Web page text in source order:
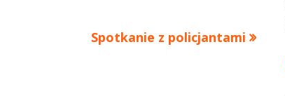
Spotkanie z policjantami